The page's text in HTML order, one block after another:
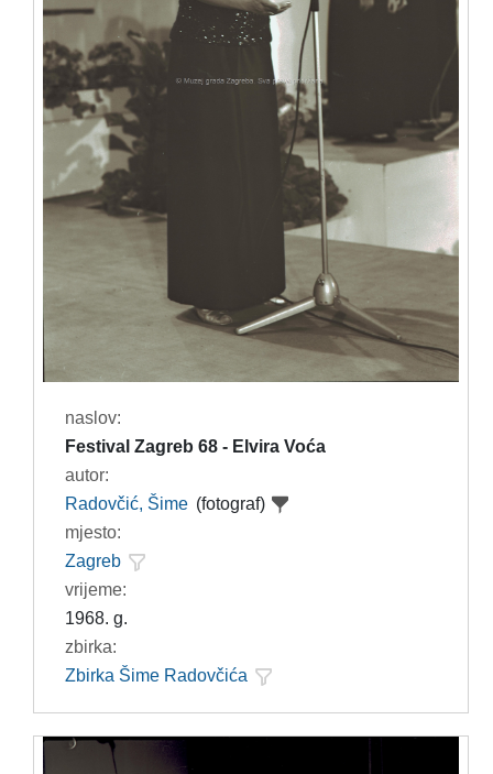
naslov:
Festival Zagreb 68 - Elvira Voća
autor:
Radovčić, Šime (fotograf)
mjesto:
Zagreb
vrijeme:
1968. g.
zbirka:
Zbirka Šime Radovčića